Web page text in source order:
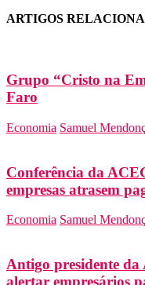
ARTIGOS
Grupo “Cristo na
Faro
Economia Samuel
Conferência da
empresas atrasem
Economia Samuel
Antigo presidente
alertar empresários